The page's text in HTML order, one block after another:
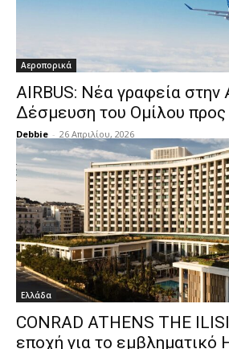
Αεροπορικά
AIRBUS: Νέα γραφεία στην
Δέσμευση του Ομίλου
Debbie - 26 Απριλίου, 2026
Ελλάδα
CONRAD ATHENS THE
εποχή για το